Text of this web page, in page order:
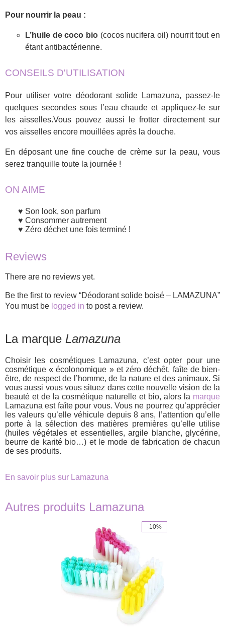
Pour nourrir la peau :
L’huile de coco bio (cocos nucifera oil) nourrit tout en
étant antibactérienne.
CONSEILS D'UTILISATION
Pour utiliser votre déodorant solide Lamazuna, passez-le
quelques secondes sous l’eau chaude et appliquez-le sur
les aisselles.Vous pouvez aussi le frotter directement sur
vos aisselles encore mouillées après la douche.
En déposant une fine couche de crème sur la peau, vous
serez tranquille toute la journée !
ON AIME
Son look, son parfum
Consommer autrement
Zéro déchet une fois terminé !
Reviews
There are no reviews yet.
Be the first to review “Déodorant solide boisé – LAMAZUNA”
You must be logged in to post a review.
La marque Lamazuna
Choisir les cosmétiques Lamazuna, c’est opter pour une
cosmétique « écolonomique » et zéro déchêt, faîte de bien-
être, de respect de l’homme, de la nature et des animaux. Si
vous aussi vous vous situez dans cette nouvelle vision de la
beauté et de la cosmétique naturelle et bio, alors la marque
Lamazuna est faîte pour vous. Vous ne pourrez qu’apprécier
les valeurs qu’elle véhicule depuis 8 ans, l’attention qu’elle
porte à la sélection des matières premières qu’elle utilise
(huiles végétales et essentielles, argile blanche, glycérine,
beurre de karité bio…) et le mode de fabrication de chacun
de ses produits.
En savoir plus sur Lamazuna
Autres produits Lamazuna
-10%
multiple
variants.
The
options
may